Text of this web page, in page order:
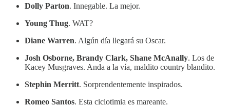
Dolly Parton. Innegable. La mejor.
Young Thug. WAT?
Diane Warren. Algún día llegará su Oscar.
Josh Osborne, Brandy Clark, Shane McAnally. Los de
Kacey Musgraves. Anda a la vía, maldito country blandito.
Stephin Merritt. Sorprendentemente inspirados.
Romeo Santos. Esta ciclotimia es mareante.